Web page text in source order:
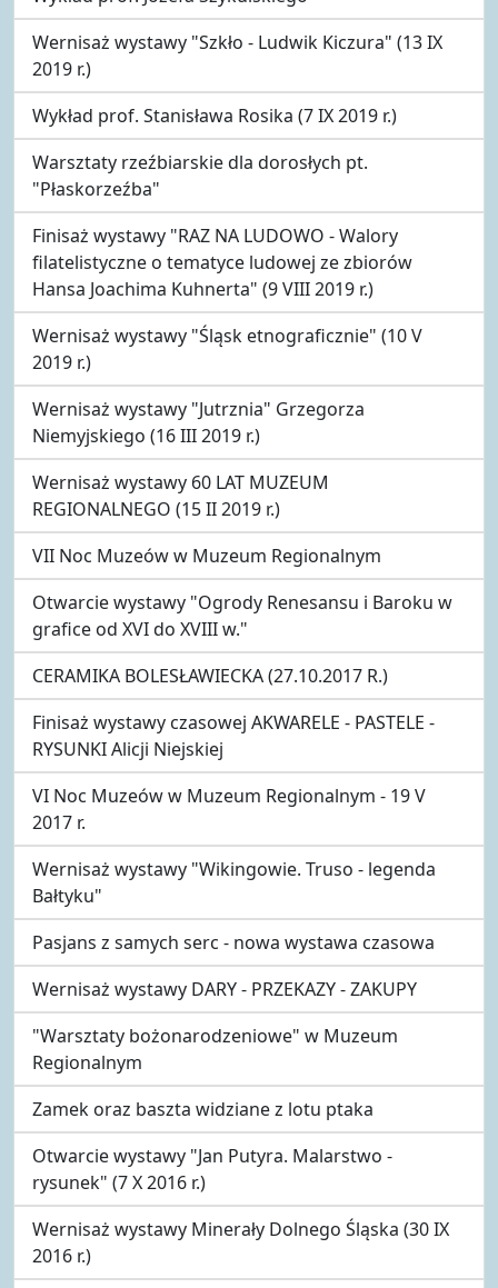
Wernisaż wystawy "Szkło - Ludwik Kiczura" (13 IX
2019 r.)
Wykład prof. Stanisława Rosika (7 IX 2019 r.)
Warsztaty rzeźbiarskie dla dorosłych pt.
"Płaskorzeźba"
Finisaż wystawy "RAZ NA LUDOWO - Walory
filatelistyczne o tematyce ludowej ze zbiorów
Hansa Joachima Kuhnerta" (9 VIII 2019 r.)
Wernisaż wystawy "Śląsk etnograficznie" (10 V
2019 r.)
Wernisaż wystawy "Jutrznia" Grzegorza
Niemyjskiego (16 III 2019 r.)
Wernisaż wystawy 60 LAT MUZEUM
REGIONALNEGO (15 II 2019 r.)
VII Noc Muzeów w Muzeum Regionalnym
Otwarcie wystawy "Ogrody Renesansu i Baroku w
grafice od XVI do XVIII w."
CERAMIKA BOLESŁAWIECKA (27.10.2017 R.)
Finisaż wystawy czasowej AKWARELE - PASTELE -
RYSUNKI Alicji Niejskiej
VI Noc Muzeów w Muzeum Regionalnym - 19 V
2017 r.
Wernisaż wystawy "Wikingowie. Truso - legenda
Bałtyku"
Pasjans z samych serc - nowa wystawa czasowa
Wernisaż wystawy DARY - PRZEKAZY - ZAKUPY
"Warsztaty bożonarodzeniowe" w Muzeum
Regionalnym
Zamek oraz baszta widziane z lotu ptaka
Otwarcie wystawy "Jan Putyra. Malarstwo -
rysunek" (7 X 2016 r.)
Wernisaż wystawy Minerały Dolnego Śląska (30 IX
2016 r.)